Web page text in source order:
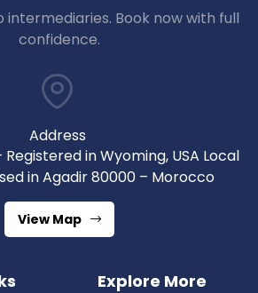
intermediaries. Book now with full
confidence.
Address
Registered in Wyoming, USA Local
in Agadir 80000 – Morocco
View Map
Explore More